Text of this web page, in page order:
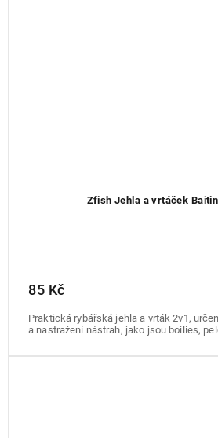
Zfish Jehla a vrtáček
85 Kč
Praktická rybářská jehla a vrták 2v1,
a nastražení nástrah, jako jsou boilies,